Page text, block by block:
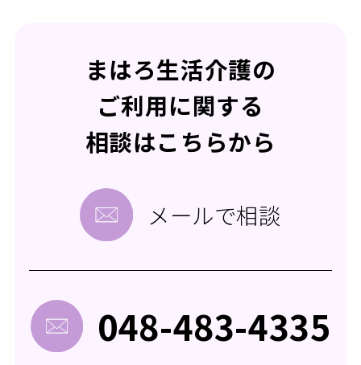
まはろ生活介護の
ご利用に関する
相談はこちらから
メールで相談
048-483-4335